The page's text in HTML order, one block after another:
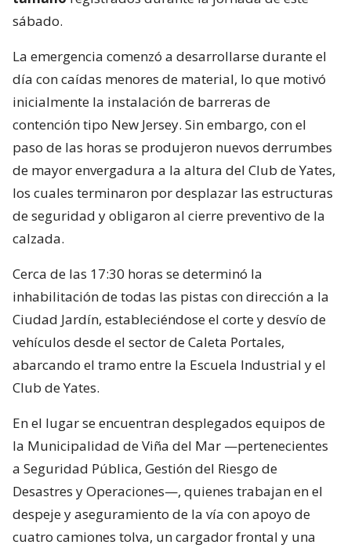
sábado.
La emergencia comenzó a desarrollarse durante el
día con caídas menores de material, lo que motivó
inicialmente la instalación de barreras de
contención tipo New Jersey. Sin embargo, con el
paso de las horas se produjeron nuevos derrumbes
de mayor envergadura a la altura del Club de Yates,
los cuales terminaron por desplazar las estructuras
de seguridad y obligaron al cierre preventivo de la
calzada.
Cerca de las 17:30 horas se determinó la
inhabilitación de todas las pistas con dirección a la
Ciudad Jardín, estableciéndose el corte y desvío de
vehículos desde el sector de Caleta Portales,
abarcando el tramo entre la Escuela Industrial y el
Club de Yates.
En el lugar se encuentran desplegados equipos de
la Municipalidad de Viña del Mar —pertenecientes
a Seguridad Pública, Gestión del Riesgo de
Desastres y Operaciones—, quienes trabajan en el
despeje y aseguramiento de la vía con apoyo de
cuatro camiones tolva, un cargador frontal y una